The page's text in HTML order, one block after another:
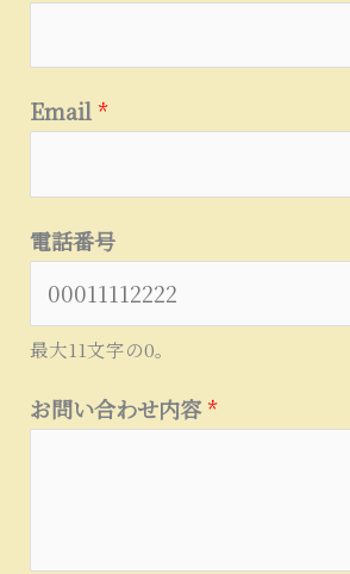
Email *
電話番号
最大11文字の0。
お問い合わせ内容 *